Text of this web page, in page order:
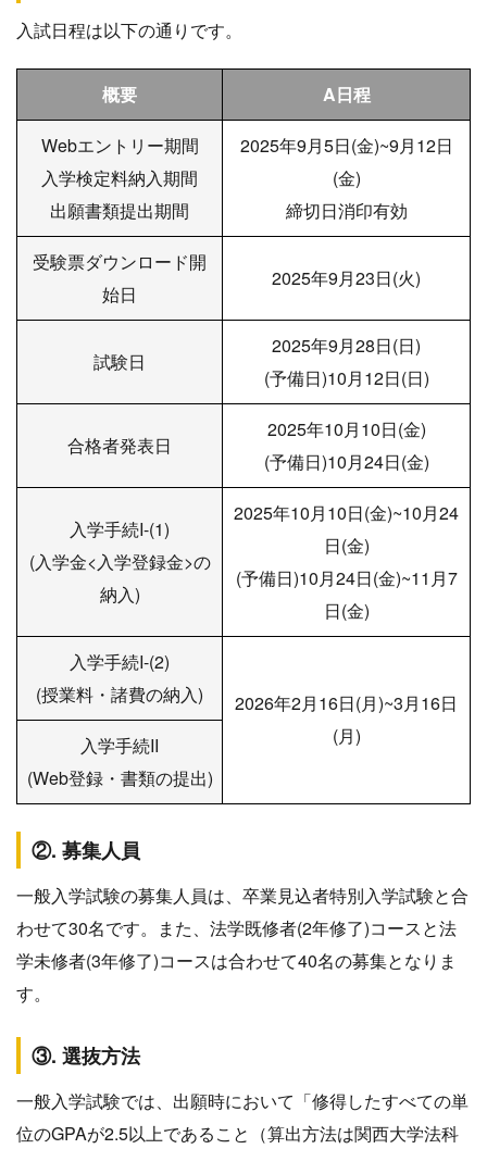
入試日程は以下の通りです。
概要 A日程
Webエントリー期間
入学検定料納入期間
出願書類提出期間
2025年9月5日(金)~9月12日
(金)
締切日消印有効
受験票ダウンロード開
始日
2025年9月23日(火)
試験日
2025年9月28日(日)
(予備日)10月12日(日)
合格者発表日
2025年10月10日(金)
(予備日)10月24日(金)
入学手続I-(1)
(入学金<入学登録金>の
納入)
2025年10月10日(金)~10月24
日(金)
(予備日)10月24日(金)~11月7
日(金)
入学手続I-(2)
(授業料・諸費の納入)
2026年2月16日(月)~3月16日
(月)
入学手続II
(Web登録・書類の提出)
②. 募集人員
一般入学試験の募集人員は、卒業見込者特別入学試験と合
わせて30名です。また、法学既修者(2年修了)コースと法
学未修者(3年修了)コースは合わせて40名の募集となりま
す。
③. 選抜方法
一般入学試験では、出願時において「修得したすべての単
位のGPAが2.5以上であること（算出方法は関西大学法科